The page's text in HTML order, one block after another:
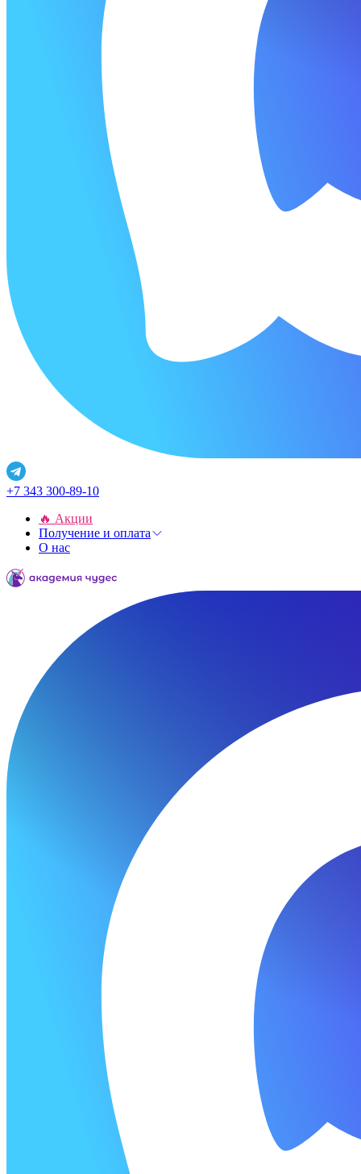
+7 343 300-89-10
🔥 Акции
Получение и оплата
О нас